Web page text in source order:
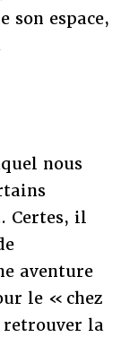
son espace,
nous
Certes, il
aventure
le « chez
retrouver la